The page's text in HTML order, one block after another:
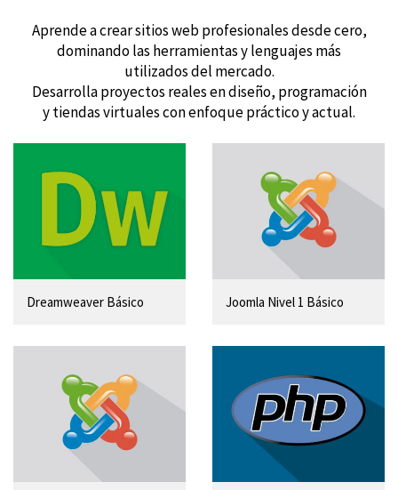
Aprende a crear sitios web profesionales desde cero,
dominando las herramientas y lenguajes más
utilizados del mercado.
Desarrolla proyectos reales en diseño, programación
y tiendas virtuales con enfoque práctico y actual.
Dreamweaver Básico Joomla Nivel 1 Básico